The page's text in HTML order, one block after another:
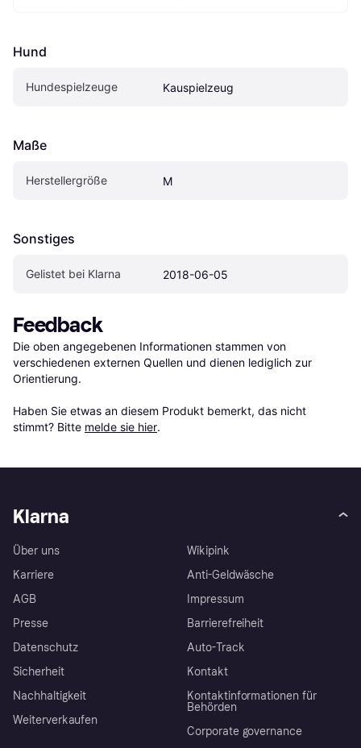
Hund
Hundespielzeuge Kauspielzeug
Maße
Herstellergröße M
Sonstiges
Gelistet bei Klarna 2018-06-05
Feedback
Die oben angegebenen Informationen stammen von
verschiedenen externen Quellen und dienen lediglich zur
Orientierung.
Haben Sie etwas an diesem Produkt bemerkt, das nicht
stimmt? Bitte melde sie hier.
Klarna
Über uns
Karriere
AGB
Presse
Datenschutz
Sicherheit
Nachhaltigkeit
Weiterverkaufen
Wikipink
Anti-Geldwäsche
Impressum
Barrierefreiheit
Auto-Track
Kontakt
Kontaktinformationen für
Behörden
Corporate governance